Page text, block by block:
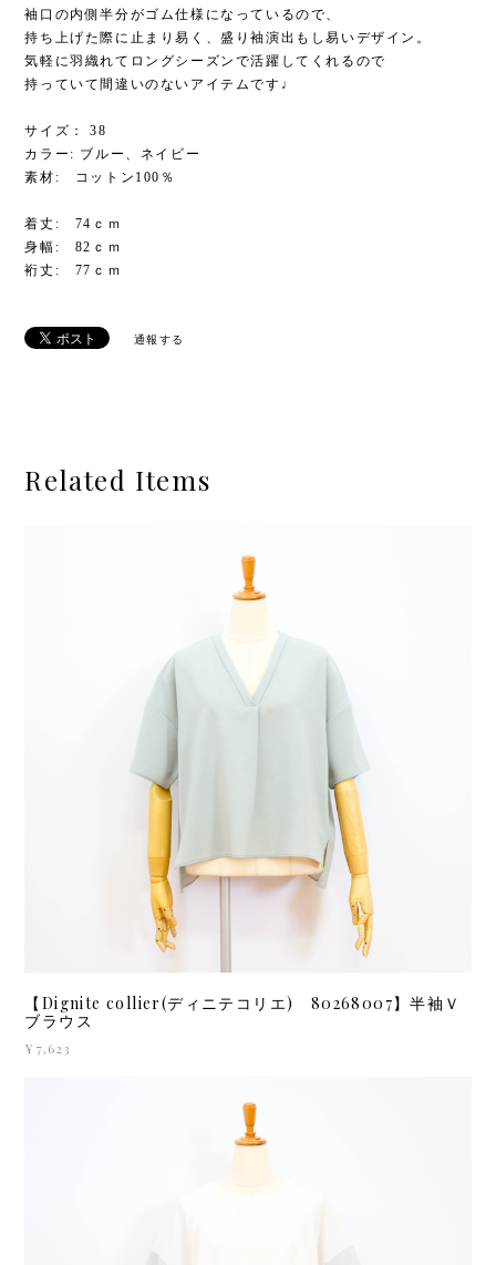
袖口の内側半分がゴム仕様になっているので、
持ち上げた際に止まり易く、盛り袖演出もし易いデザイン。
気軽に羽織れてロングシーズンで活躍してくれるので
持っていて間違いのないアイテムです♩
サイズ： 38
カラー: ブルー、ネイビー
素材: コットン100％
着丈: 74ｃｍ
身幅: 82ｃｍ
裄丈: 77ｃｍ
通報する
Related Items
【Dignite collier(ディニテコリエ) 80268007】半袖Ｖ
ブラウス
¥7,623